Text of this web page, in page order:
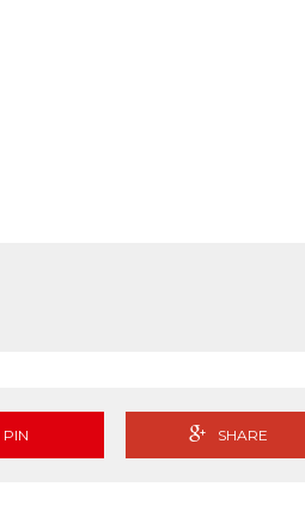
PIN SHARE